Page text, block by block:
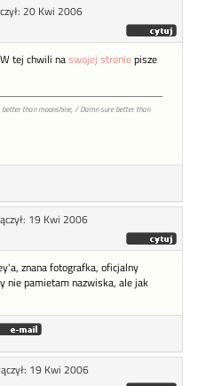
20 Kwi 2006
tej chwili naswojej stroniepisze
than moonshine, / Damn sure better than
19 Kwi 2006
znana fotografka, oficjalny
nie pamietam nazwiska, ale jak
19 Kwi 2006